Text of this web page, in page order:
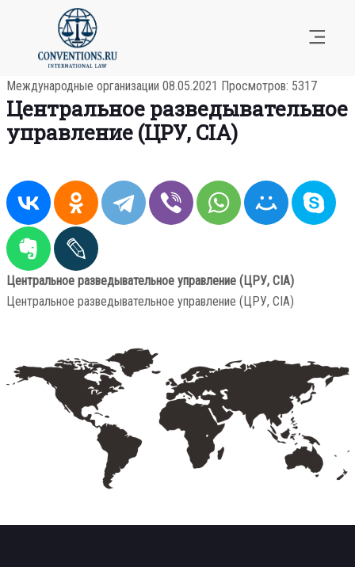
Международные организации 08.05.2021 Просмотров: 5317
Центральное разведывательное
управление (ЦРУ, CIA)
Центральное разведывательное управление (ЦРУ, CIA)
Центральное разведывательное управление (ЦРУ, CIA)